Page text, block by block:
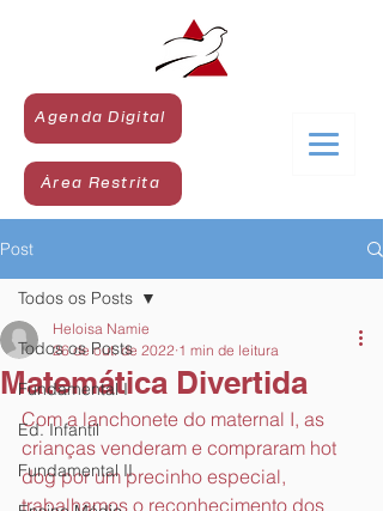
Agenda Digital
Área Restrita
Post
Todos os Posts
Fundamental I
Ed. Infantil
Fundamental II
Todos os Posts
Matemática Divertida
Heloisa Namie
26 de out. de 2022 1 min de leitura
Com a lanchonete do maternal I, as
crianças venderam e compraram hot
dog por um precinho especial,
trabalhamos o reconhecimento dos